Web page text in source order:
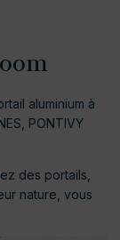
aluminium à
PONTIVY
des portails,
nature, vous